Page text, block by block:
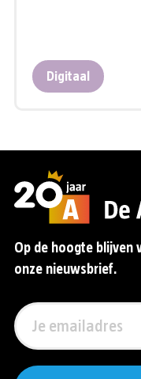
Digitaal
Op de hoogte blijven
onze nieuwsbrief.